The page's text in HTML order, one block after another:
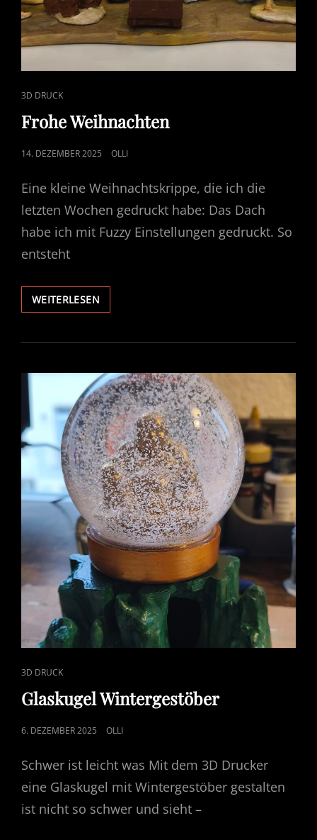
CAT
LINKS
3D DRUCK
Frohe Weihnachten
POSTED
14. DEZEMBER 2025 OLLI
Eine kleine Weihnachtskrippe, die ich die
letzten Wochen gedruckt habe: Das Dach
habe ich mit Fuzzy Einstellungen gedruckt. So
entsteht
WEITERLESENFROHE
WEIHNACHTEN
CAT
LINKS
3D DRUCK
Glaskugel Wintergestöber
POSTED
6. DEZEMBER 2025 OLLI
Schwer ist leicht was Mit dem 3D Drucker
eine Glaskugel mit Wintergestöber gestalten
ist nicht so schwer und sieht –